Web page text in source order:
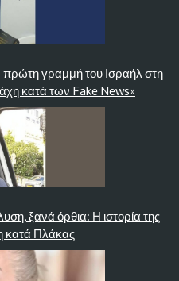
γραμμή του Ισραήλ στη
κατά των Fake News»
ξανά όρθια: Η ιστορία της
κατά Πλάκας